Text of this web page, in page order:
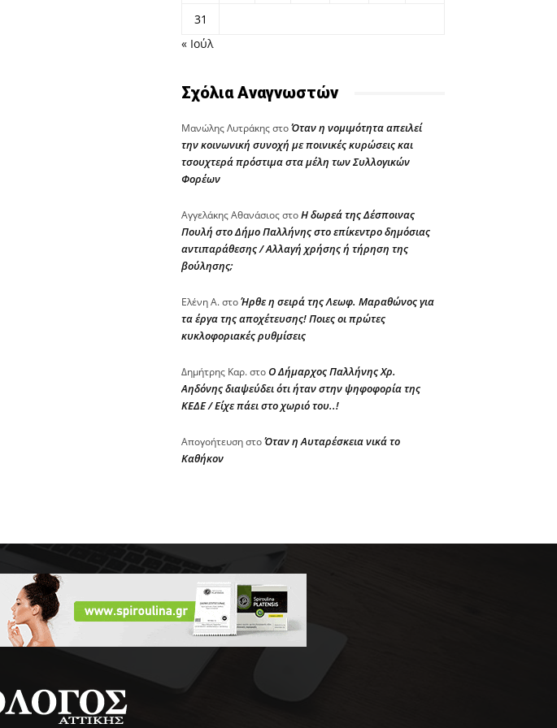
31
« Ιούλ
Σχόλια Αναγνωστών
Μανώλης ΛυτράκηςστοΌταν η νομιμότητα απειλεί
την κοινωνική συνοχή με ποινικές κυρώσεις και
τσουχτερά πρόστιμα στα μέλη των Συλλογικών
Φορέων
Αγγελάκης ΑθανάσιοςστοΗ δωρεά της Δέσποινας
Πουλή στο Δήμο Παλλήνης στο επίκεντρο δημόσιας
αντιπαράθεσης / Αλλαγή χρήσης ή τήρηση της
βούλησης;
Ελένη Α.στοΉρθε η σειρά της Λεωφ. Μαραθώνος για
τα έργα της αποχέτευσης! Ποιες οι πρώτες
κυκλοφοριακές ρυθμίσεις
Δημήτρης Καρ.στοΟ Δήμαρχος Παλλήνης Χρ.
Αηδόνης διαψεύδει ότι ήταν στην ψηφοφορία της
ΚΕΔΕ / Είχε πάει στο χωριό του..!
ΑπογοήτευσηστοΌταν η Αυταρέσκεια νικά το
Καθήκον